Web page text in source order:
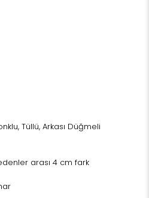
Tüllü, Arkası Düğmeli
arası 4 cm fark